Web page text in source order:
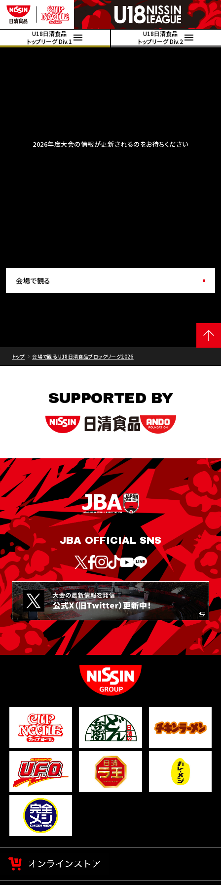
U18日清食品
トップリーグ Div.1
U18日清食品
トップリーグ Div.2
2026年度大会の情報が更新されるのをお待ちください
会場で観る
トップ 会場で観る U18日清食品ブロックリーグ2026
SUPPORTED BY
JBA OFFICIAL SNS